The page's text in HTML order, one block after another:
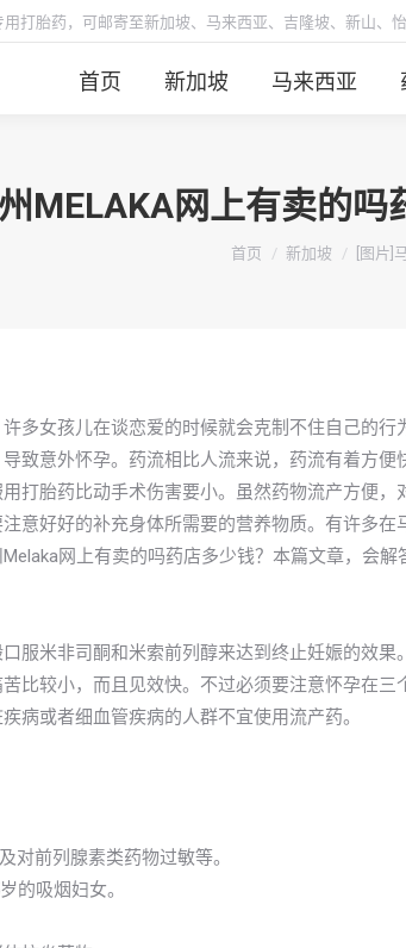
打胎药，可邮寄至新加坡、马来西亚、吉隆坡、新山、怡
首页 新加坡 马来西亚
MELAKA网上有卖的
你在这里：
首页 新加坡 [图片]
多女孩儿在谈恋爱的时候就会克制不住自己的行
致意外怀孕。药流相比人流来说，药流有着方便
打胎药比动手术伤害要小。虽然药物流产方便，
意好好的补充身体所需要的营养物质。有许多在
网上有卖的吗药店多少钱？本篇文章，会解
服米非司酮和米索前列醇来达到终止妊娠的效果
比较小，而且见效快。不过必须要注意怀孕在三
病或者细血管疾病的人群不宜使用流产药。
对前列腺素类药物过敏等。
的吸烟妇女。